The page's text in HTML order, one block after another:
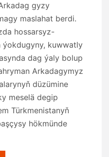
gyzy
maslahat berdi.
hossarsyz-
ýokdugyny, kuwwatly
dag ýaly bolup
Arkadagymyz
düzümine
meselä degip
Türkmenistanyň
hökmünde